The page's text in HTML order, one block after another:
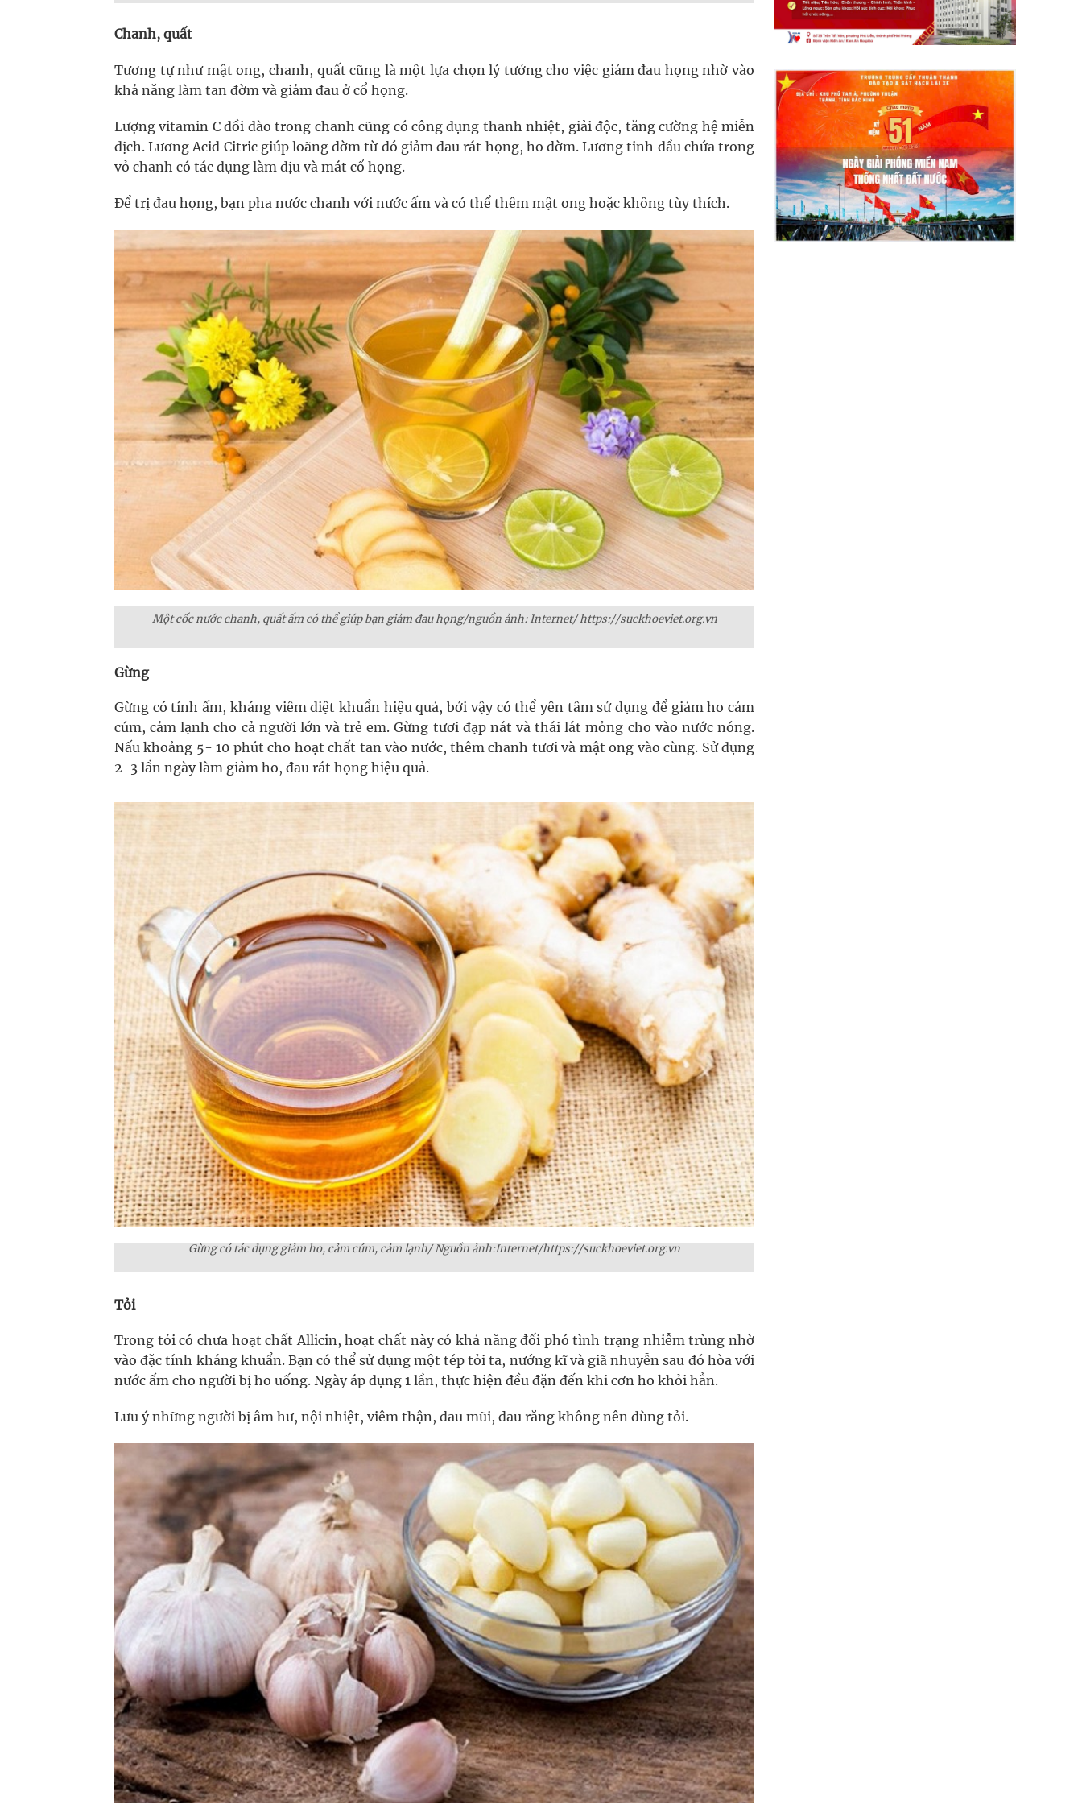
Chanh, quất
Tương tự như mật ong, chanh, quất cũng là một lựa chọn lý tưởng cho việc giảm đau họng nhờ vào
khả năng làm tan đờm và giảm đau ở cổ họng.
Lượng vitamin C dồi dào trong chanh cũng có công dụng thanh nhiệt, giải độc, tăng cường hệ miễn
dịch. Lương Acid Citric giúp loãng đờm từ đó giảm đau rát họng, ho đờm. Lương tinh dầu chứa trong
vỏ chanh có tác dụng làm dịu và mát cổ họng.
Để trị đau họng, bạn pha nước chanh với nước ấm và có thể thêm mật ong hoặc không tùy thích.
Một cốc nước chanh, quất ấm có thể giúp bạn giảm đau họng/nguồn ảnh: Internet/ https://suckhoeviet.org.vn
Gừng
Gừng có tính ấm, kháng viêm diệt khuẩn hiệu quả, bởi vậy có thể yên tâm sử dụng để giảm ho cảm
cúm, cảm lạnh cho cả người lớn và trẻ em. Gừng tươi đạp nát và thái lát mỏng cho vào nước nóng.
Nấu khoảng 5- 10 phút cho hoạt chất tan vào nước, thêm chanh tươi và mật ong vào cùng. Sử dụng
2-3 lần ngày làm giảm ho, đau rát họng hiệu quả.
Gừng có tác dụng giảm ho, cảm cúm, cảm lạnh/ Nguồn ảnh:Internet/https://suckhoeviet.org.vn
Tỏi
Trong tỏi có chưa hoạt chất Allicin, hoạt chất này có khả năng đối phó tình trạng nhiễm trùng nhờ
vào đặc tính kháng khuẩn. Bạn có thể sử dụng một tép tỏi ta, nướng kĩ và giã nhuyễn sau đó hòa với
nước ấm cho người bị ho uống. Ngày áp dụng 1 lần, thực hiện đều đặn đến khi cơn ho khỏi hẳn.
Lưu ý những người bị âm hư, nội nhiệt, viêm thận, đau mũi, đau răng không nên dùng tỏi.